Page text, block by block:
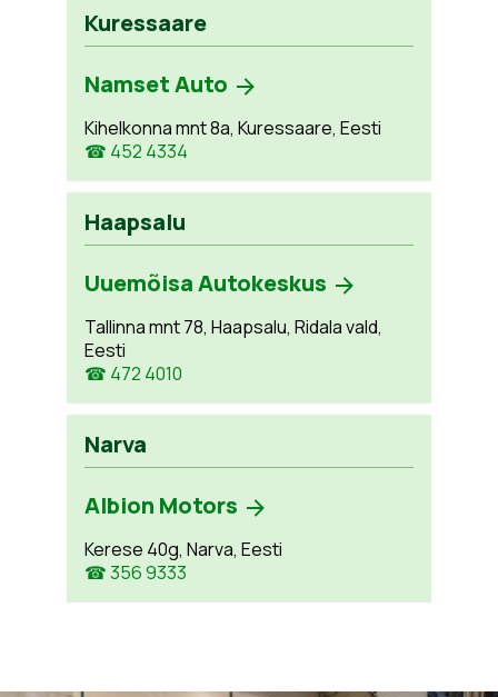
Kuressaare
Namset Auto
Kihelkonna mnt 8a, Kuressaare, Eesti
☎ 452 4334
Haapsalu
Uuemõisa Autokeskus
Tallinna mnt 78, Haapsalu, Ridala vald,
Eesti
☎ 472 4010
Narva
Albion Motors
Kerese 40g, Narva, Eesti
☎ 356 9333